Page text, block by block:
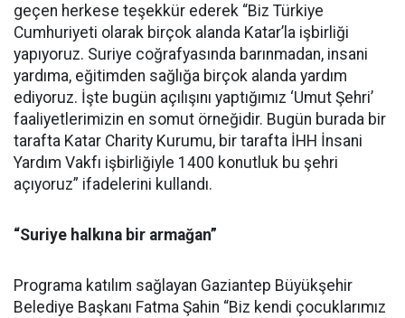
geçen herkese teşekkür ederek “Biz Türkiye
Cumhuriyeti olarak birçok alanda Katar’la işbirliği
yapıyoruz. Suriye coğrafyasında barınmadan, insani
yardıma, eğitimden sağlığa birçok alanda yardım
ediyoruz. İşte bugün açılışını yaptığımız ‘Umut Şehri’
faaliyetlerimizin en somut örneğidir. Bugün burada bir
tarafta Katar Charity Kurumu, bir tarafta İHH İnsani
Yardım Vakfı işbirliğiyle 1400 konutluk bu şehri
açıyoruz” ifadelerini kullandı.
“Suriye halkına bir armağan”
Programa katılım sağlayan Gaziantep Büyükşehir
Belediye Başkanı Fatma Şahin “Biz kendi çocuklarımız